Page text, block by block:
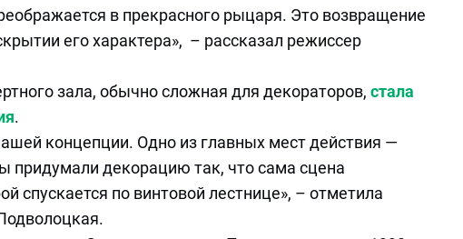
в прекрасного рыцаря. Это возвращение
его характера», – рассказал режиссер
зала, обычно сложная для декораторов, стала
.
концепции. Одно из главных мест действия —
придумали декорацию так, что сама сцена
спускается по винтовой лестнице», – отметила